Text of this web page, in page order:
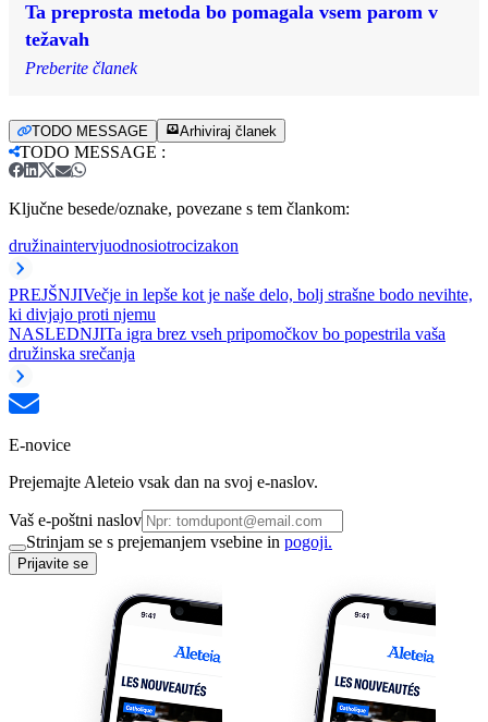
Ta preprosta metoda bo pomagala vsem parom v
težavah
Preberite članek
TODO MESSAGE Arhiviraj članek
TODO MESSAGE :
Ključne besede/oznake, povezane s tem člankom:
družinaintervjuodnosiotrocizakon
PREJŠNJIVečje in lepše kot je naše delo, bolj strašne bodo nevihte,
ki divjajo proti njemu
NASLEDNJITa igra brez vseh pripomočkov bo popestrila vaša
družinska srečanja
E-novice
Prejemajte Aleteio vsak dan na svoj e-naslov.
Vaš e-poštni naslov
Strinjam se s prejemanjem vsebine in pogoji.
Prijavite se